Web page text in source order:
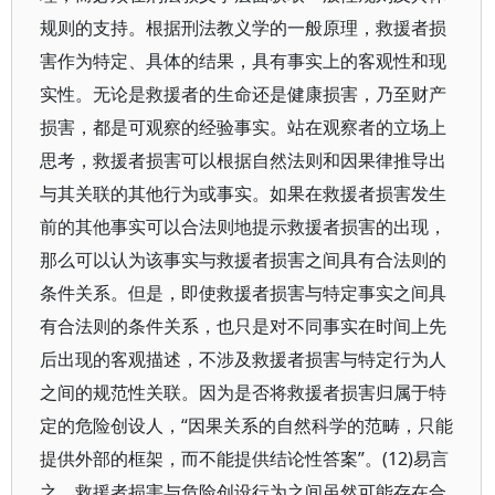
规则的支持。根据刑法教义学的一般原理，救援者损
害作为特定、具体的结果，具有事实上的客观性和现
实性。无论是救援者的生命还是健康损害，乃至财产
损害，都是可观察的经验事实。站在观察者的立场上
思考，救援者损害可以根据自然法则和因果律推导出
与其关联的其他行为或事实。如果在救援者损害发生
前的其他事实可以合法则地提示救援者损害的出现，
那么可以认为该事实与救援者损害之间具有合法则的
条件关系。但是，即使救援者损害与特定事实之间具
有合法则的条件关系，也只是对不同事实在时间上先
后出现的客观描述，不涉及救援者损害与特定行为人
之间的规范性关联。因为是否将救援者损害归属于特
定的危险创设人，“因果关系的自然科学的范畴，只能
提供外部的框架，而不能提供结论性答案”。(12)易言